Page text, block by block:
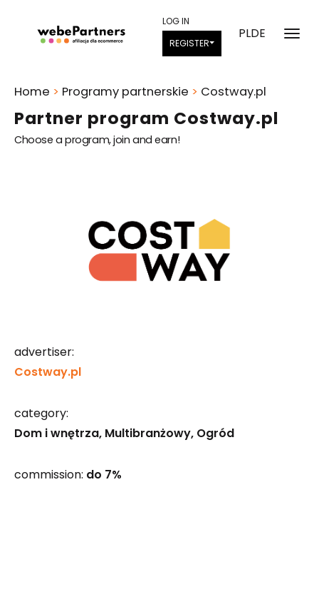
PLDE
LOG IN
REGISTER
Partner program Costway.pl
Choose a program, join and earn!
Home > Programy partnerskie > Costway.pl
advertiser:
Costway.pl
category:
Dom i wnętrza Multibranżowy Ogród
commission: do 7%